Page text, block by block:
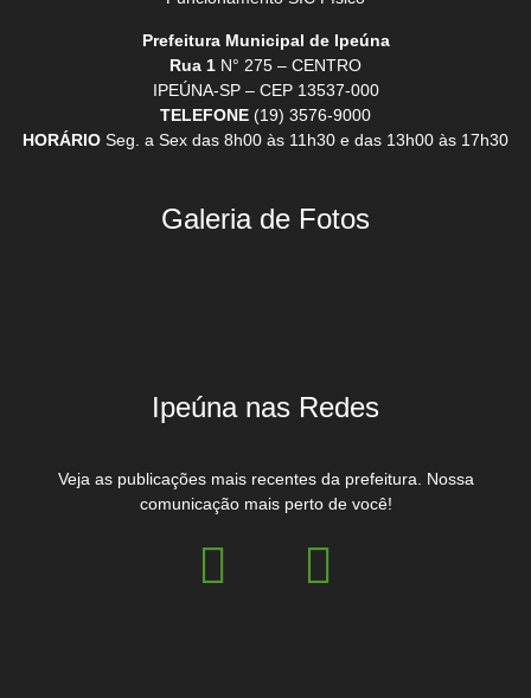
Prefeitura Municipal de Ipeúna
Rua 1 N° 275 – CENTRO
IPEÚNA-SP – CEP 13537-000
TELEFONE (19) 3576-9000
HORÁRIO Seg. a Sex das 8h00 às 11h30 e das 13h00 às 17h30
Galeria de Fotos
Ipeúna nas Redes
Veja as publicações mais recentes da prefeitura. Nossa
comunicação mais perto de você!